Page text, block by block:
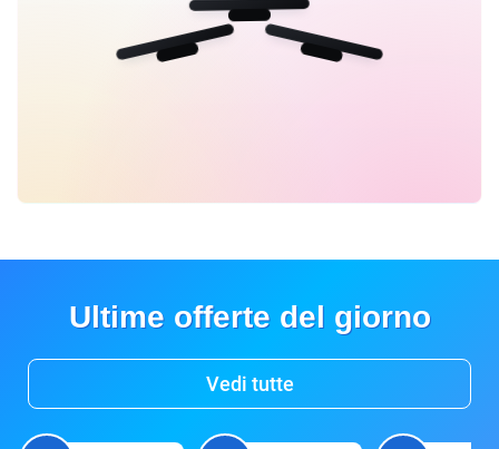
Ultime offerte del giorno
Vedi tutte